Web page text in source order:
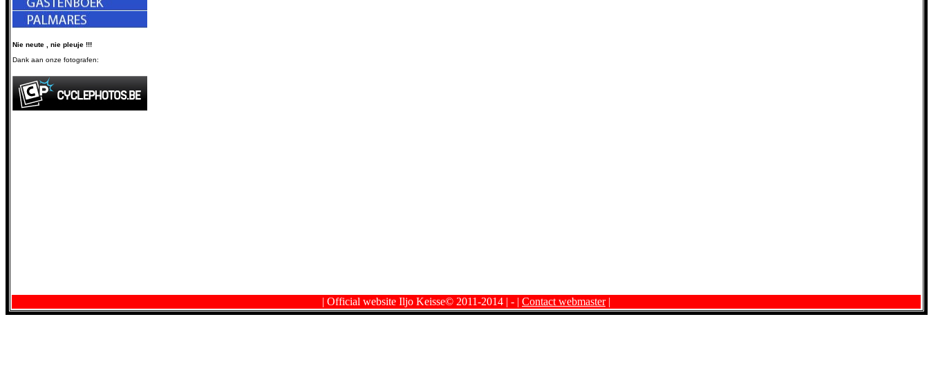
Nie neute , nie pleuje !!!
Dank aan onze fotografen:
| Official website Iljo Keisse© 2011-2014 | - | Contact webmaster|